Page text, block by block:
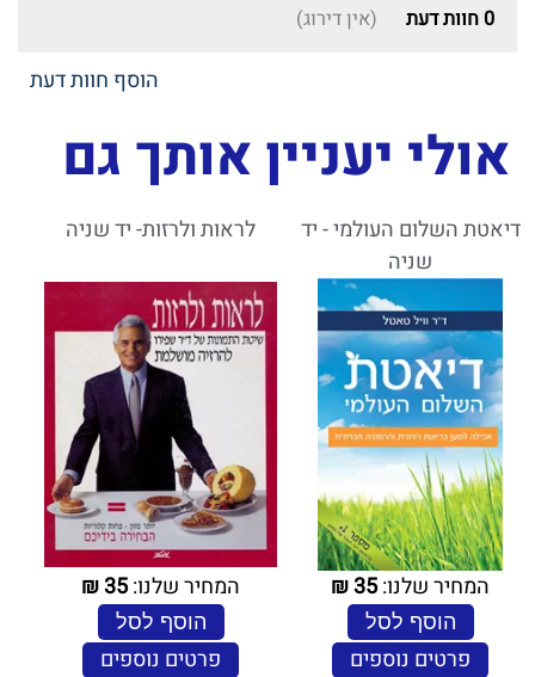
0 חוות דעת (אין דירוג)
הוסף חוות דעת
אולי יעניין אותך גם
דיאטת השלום העולמי - יד
שניה
המחיר שלנו:35
₪
הוסף לסל
פרטים נוספים
לראות ולרזות- יד שניה
המחיר שלנו:35
₪
הוסף לסל
פרטים נוספים